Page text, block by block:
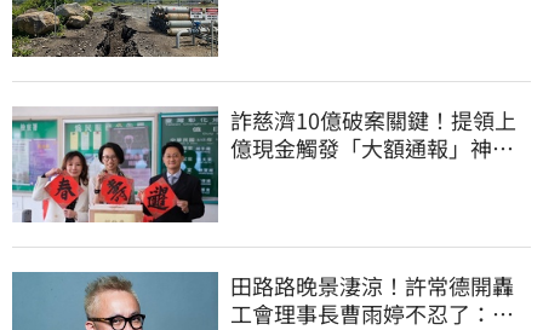
詐慈濟10億破案關鍵！提領上
億現金觸發「大額通報」神鬼
田路路晚景淒涼！許常德開轟
工會理事長曹雨婷不忍了：別